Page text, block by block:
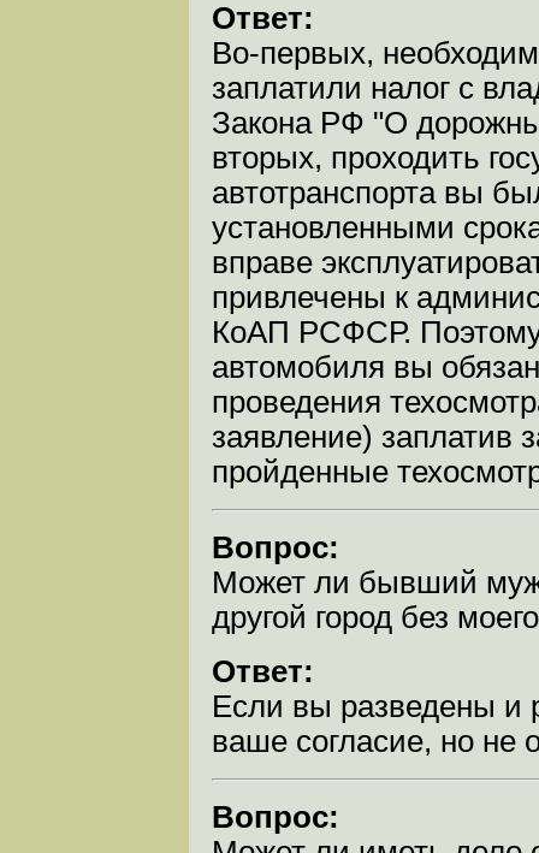
Ответ:
Во-первых,
заплатили налог с
Закона РФ "О
вторых, проходить
автотранспорта вы
установленными
вправе
привлечены к
КоАП РСФСР.
автомобиля вы
проведения
заявление) заплатив
пройденные
Вопрос:
Может ли бывший муж
другой город без
Ответ:
Если вы разведены и
ваше согласие, но не
Вопрос: